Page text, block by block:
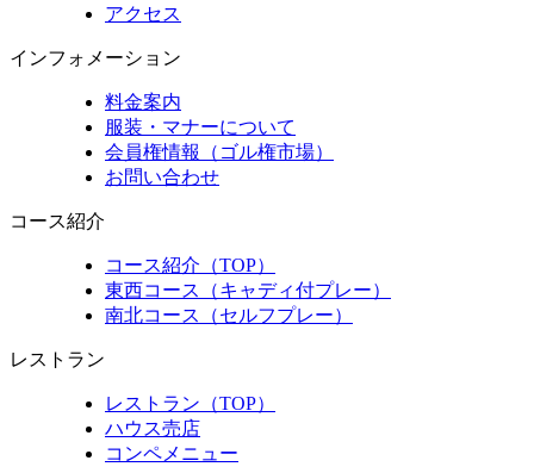
アクセス
インフォメーション
料金案内
服装・マナーについて
会員権情報（ゴル権市場）
お問い合わせ
コース紹介
コース紹介（TOP）
東西コース（キャディ付プレー）
南北コース（セルフプレー）
レストラン
レストラン（TOP）
ハウス売店
コンペメニュー